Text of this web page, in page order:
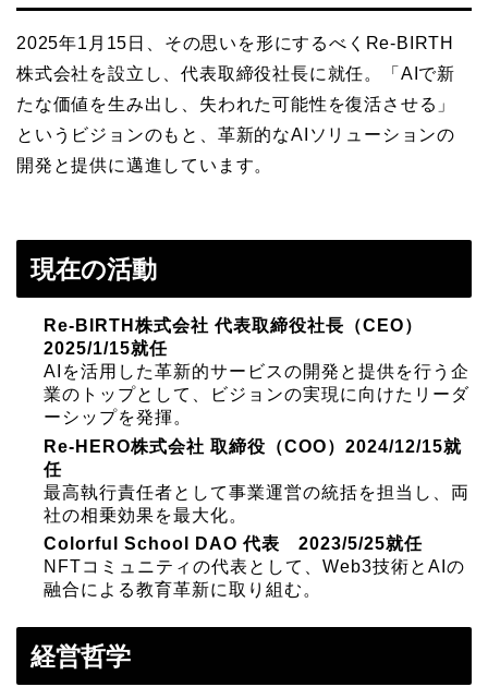
2025年1月15日、その思いを形にするべくRe-BIRTH
株式会社を設立し、代表取締役社長に就任。「AIで新
たな価値を生み出し、失われた可能性を復活させる」
というビジョンのもと、革新的なAIソリューションの
開発と提供に邁進しています。
現在の活動
Re-BIRTH株式会社 代表取締役社長（CEO）
2025/1/15就任
AIを活用した革新的サービスの開発と提供を行う企
業のトップとして、ビジョンの実現に向けたリーダ
ーシップを発揮。
Re-HERO株式会社 取締役（COO）2024/12/15就
任
最高執行責任者として事業運営の統括を担当し、両
社の相乗効果を最大化。
Colorful School DAO 代表 2023/5/25就任
NFTコミュニティの代表として、Web3技術とAIの
融合による教育革新に取り組む。
経営哲学